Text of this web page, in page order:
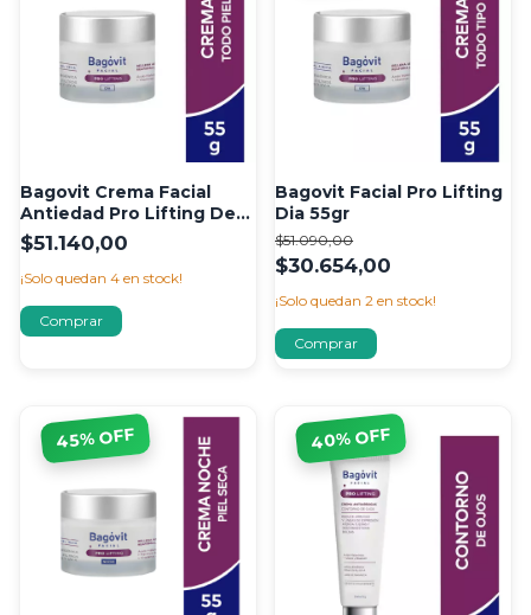
Bagovit Crema Facial
Antiedad Pro Lifting De
Dia Pieles Secas 55gr
$51.140,00
¡Solo quedan 4 en stock!
Bagovit Facial Pro Lifting
Dia 55gr
$30.654,00
$51.090,00
¡Solo quedan 2 en stock!
45% OFF 40% OFF